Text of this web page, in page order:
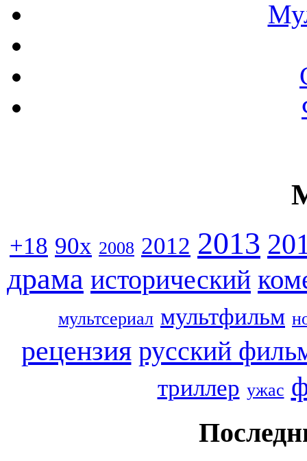
+18 90x 2008 2012 2013
драма исторический
мультсериал мультфильм
рецензия русский
триллер ужас